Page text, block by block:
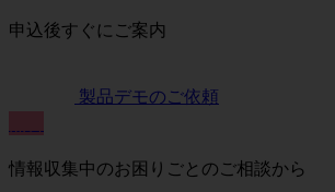
申込後すぐにご案内
製品デモのご依頼
情報収集中のお困りごとのご相談から